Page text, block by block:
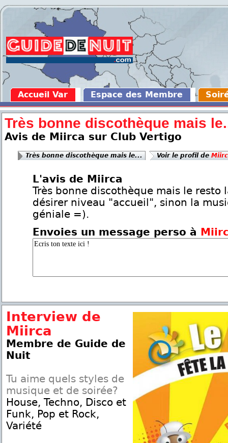
Accueil Var Espace des Membre
Très bonne discothèque mais
Avis de Miirca sur Club Vertigo
Très bonne discothèque mais le... Voir le profil de
L'avis de Miirca
Très bonne discothèque mais le resto
désirer niveau "accueil", sinon la
géniale =).
Envoies un message perso à
Interview de
Miirca
Membre de Guide de
Nuit
Tu aime quels styles de
musique et de soirée?
House, Techno, Disco et
Funk, Pop et Rock,
Variété